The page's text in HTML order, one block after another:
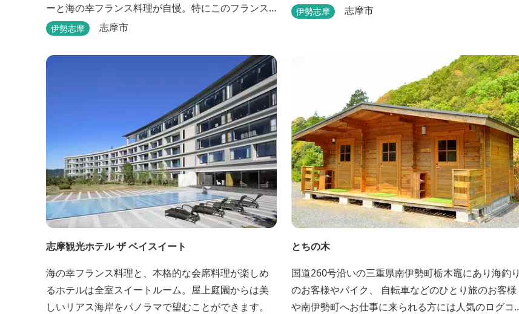
ーと海の幸フランス料理が自慢。特にこのフランス
料理を求めて遠くから足を運ぶ人がいるほど。洗練
てください。 ※2016年6月7日リニューアルオープン
伊勢志摩 志摩市
伊勢志摩 志摩市
志摩観光ホテル ザ ベイスイート
海の幸フランス料理と、本格的な会席料理が楽しめ
るホテルは全室スイートルーム。屋上庭園からは美
しいリアス海岸をパノラマで望むことができます。
とちの木
国道260号沿いの三重県南伊勢町栃木竈にあり海釣り
のお客様やバイク、 自転車などのひとり旅のお客様
や南伊勢町へお仕事に来られる方には人気のログコ